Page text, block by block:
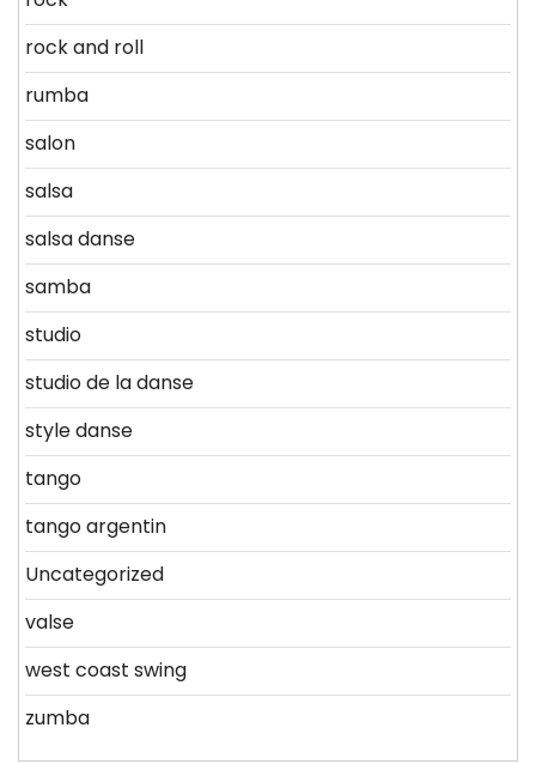
rock and roll
rumba
salon
salsa
salsa danse
samba
studio
studio de la danse
style danse
tango
tango argentin
Uncategorized
valse
west coast swing
zumba